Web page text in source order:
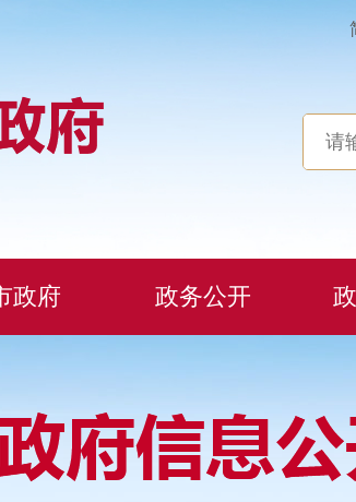
政府 政务公开